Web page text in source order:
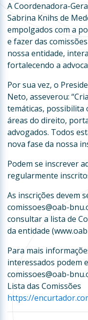
A Coordenadora-
Sabrina Knihs de
empolgados com a
e fazer das
nossa entidade,
fortalecendo a
Por sua vez, o
Neto, asseverou:
temáticas, possibilita
áreas do direito,
advogados. Todos
nova fase da nossa
Podem se inscrever
regularmente
As inscrições devem
comissoes@oab-
consultar a lista de
da entidade
Para mais
interessados podem
comissoes@oab-
Lista das Comissões
https://